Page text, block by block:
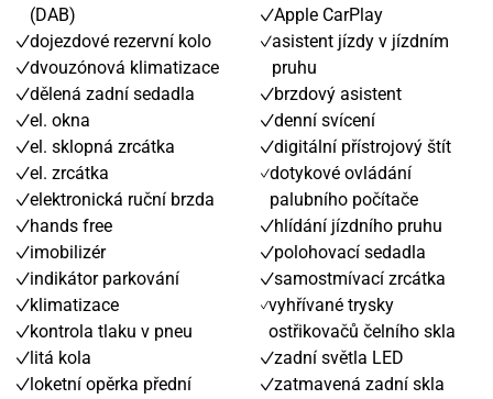
(DAB)
dojezdové rezervní kolo
dvouzónová klimatizace
dělená zadní sedadla
el. okna
el. sklopná zrcátka
el. zrcátka
elektronická ruční brzda
hands free
imobilizér
indikátor parkování
klimatizace
kontrola tlaku v pneu
litá kola
loketní opěrka přední
Apple CarPlay
asistent jízdy v jízdním
pruhu
brzdový asistent
denní svícení
digitální přístrojový štít
dotykové ovládání
palubního počítače
hlídání jízdního pruhu
polohovací sedadla
samostmívací zrcátka
vyhřívané trysky
ostřikovačů čelního skla
zadní světla LED
zatmavená zadní skla